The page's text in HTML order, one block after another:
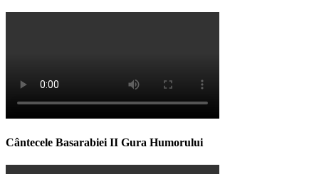
Cântecele Basarabiei II Gura Humorului